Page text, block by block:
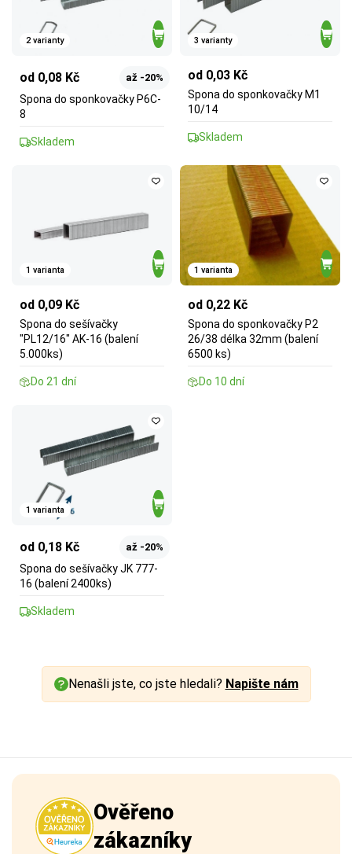
2 varianty
od 0,08 Kč až -20%
Spona do sponkovačky P6C-
8
Skladem
3 varianty
od 0,03 Kč
Spona do sponkovačky M1
10/14
Skladem
1 varianta
od 0,09 Kč
Spona do sešívačky
"PL12/16" AK-16 (balení
5.000ks)
Do 21 dní
1 varianta
od 0,22 Kč
Spona do sponkovačky P2
26/38 délka 32mm (balení
6500 ks)
Do 10 dní
1 varianta
od 0,18 Kč až -20%
Spona do sešívačky JK 777-
16 (balení 2400ks)
Skladem
Nenašli jste, co jste hledali? Napište nám
Ověřeno
zákazníky